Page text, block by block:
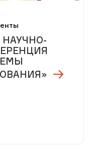
НАУЧНО-